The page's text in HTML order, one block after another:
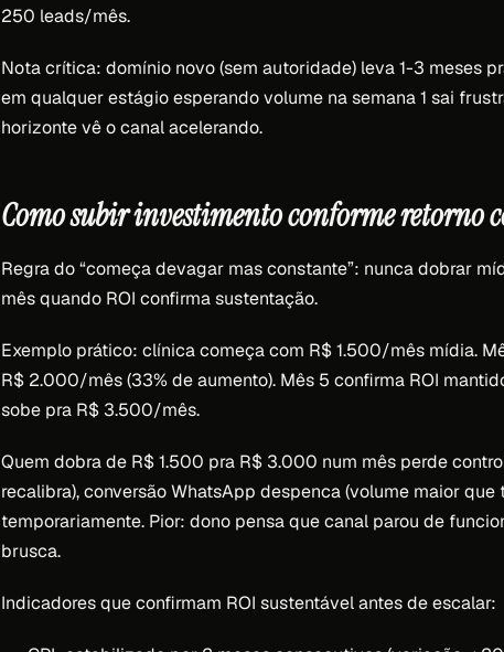
250 leads/mês.
Nota crítica: domínio novo (sem autoridade) leva 1-3 meses
em qualquer estágio esperando volume na semana 1 sai
horizonte vê o canal acelerando.
Como subir investimento conforme retorno
Regra do “começa devagar mas constante”: nunca dobrar
mês quando ROI confirma sustentação.
Exemplo prático: clínica começa com R$ 1.500/mês mídia.
R$ 2.000/mês (33% de aumento). Mês 5 confirma ROI
sobe pra R$ 3.500/mês.
Quem dobra de R$ 1.500 pra R$ 3.000 num mês perde
recalibra), conversão WhatsApp despenca (volume maior que
temporariamente. Pior: dono pensa que canal parou de
brusca.
Indicadores que confirmam ROI sustentável antes de escalar: